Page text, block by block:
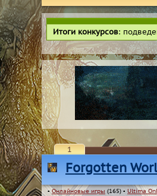
Итоги конкурсов:
1
Forgotten
▪Онлайновые игры (165) ▪ Ultima